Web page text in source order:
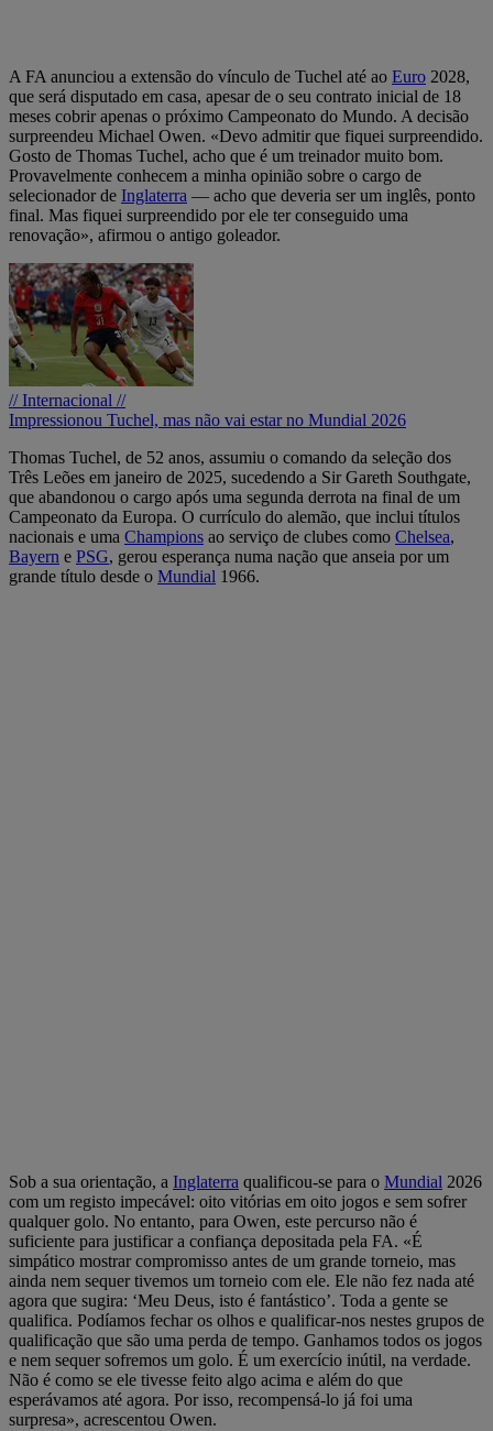
A FA anunciou a extensão do vínculo de Tuchel até ao Euro 2028,
que será disputado em casa, apesar de o seu contrato inicial de 18
meses cobrir apenas o próximo Campeonato do Mundo. A decisão
surpreendeu Michael Owen. «Devo admitir que fiquei surpreendido.
Gosto de Thomas Tuchel, acho que é um treinador muito bom.
Provavelmente conhecem a minha opinião sobre o cargo de
selecionador de Inglaterra — acho que deveria ser um inglês, ponto
final. Mas fiquei surpreendido por ele ter conseguido uma
renovação», afirmou o antigo goleador.
// Internacional //
Impressionou Tuchel, mas não vai estar no Mundial 2026
Thomas Tuchel, de 52 anos, assumiu o comando da seleção dos
Três Leões em janeiro de 2025, sucedendo a Sir Gareth Southgate,
que abandonou o cargo após uma segunda derrota na final de um
Campeonato da Europa. O currículo do alemão, que inclui títulos
nacionais e uma Champions ao serviço de clubes como Chelsea,
Bayern e PSG, gerou esperança numa nação que anseia por um
grande título desde o Mundial 1966.
Sob a sua orientação, a Inglaterra qualificou-se para o Mundial 2026
com um registo impecável: oito vitórias em oito jogos e sem sofrer
qualquer golo. No entanto, para Owen, este percurso não é
suficiente para justificar a confiança depositada pela FA. «É
simpático mostrar compromisso antes de um grande torneio, mas
ainda nem sequer tivemos um torneio com ele. Ele não fez nada até
agora que sugira: ‘Meu Deus, isto é fantástico’. Toda a gente se
qualifica. Podíamos fechar os olhos e qualificar-nos nestes grupos de
qualificação que são uma perda de tempo. Ganhamos todos os jogos
e nem sequer sofremos um golo. É um exercício inútil, na verdade.
Não é como se ele tivesse feito algo acima e além do que
esperávamos até agora. Por isso, recompensá-lo já foi uma
surpresa», acrescentou Owen.